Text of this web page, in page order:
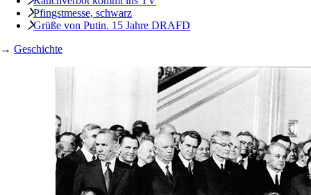
Pfingstmesse, schwarz
Grüße von Putin. 15 Jahre DRAFD
→ Geschichte